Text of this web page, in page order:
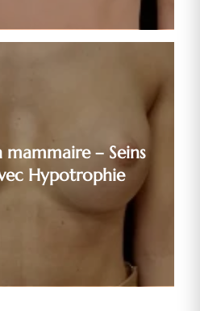
– Seins
Hypotrophie